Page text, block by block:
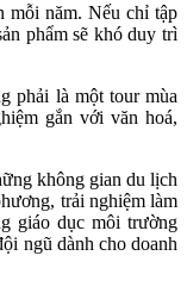
mỗi năm. Nếu chỉ tập
phẩm sẽ khó duy trì
phải là một tour mùa
gắn với văn hoá,
không gian du lịch
trải nghiệm làm
giáo dục môi trường
ngũ dành cho doanh